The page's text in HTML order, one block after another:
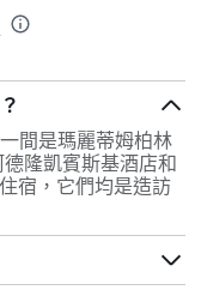
間是瑪麗蒂姆柏林
隆凱賓斯基酒店和
宿，它們均是造訪